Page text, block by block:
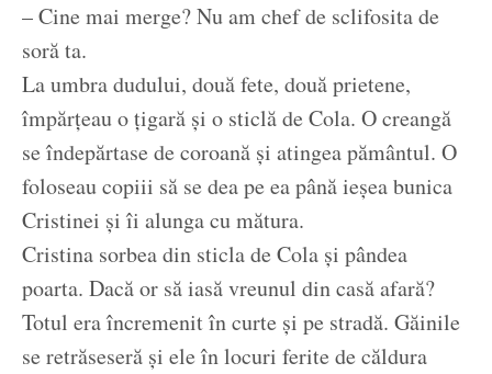
– Cine mai merge? Nu am chef de sclifosita de
soră ta.
La umbra dudului, două fete, două prietene,
împărțeau o țigară și o sticlă de Cola. O creangă
se îndepărtase de coroană și atingea pământul. O
foloseau copiii să se dea pe ea până ieșea bunica
Cristinei și îi alunga cu mătura.
Cristina sorbea din sticla de Cola și pândea
poarta. Dacă or să iasă vreunul din casă afară?
Totul era încremenit în curte și pe stradă. Găinile
se retrăseseră și ele în locuri ferite de căldura